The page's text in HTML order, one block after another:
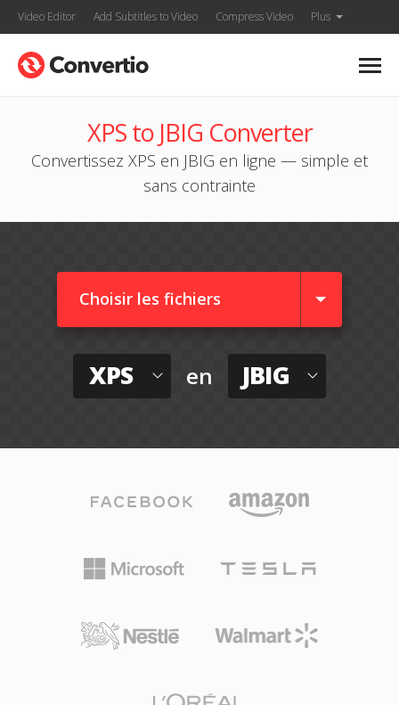
Video Editor Add Subtitles to Video Compress Video Plus
XPS to JBIG Converter
Convertissez XPS en JBIG en ligne — simple et
sans contrainte
Choisir les fichiers
XPS en JBIG